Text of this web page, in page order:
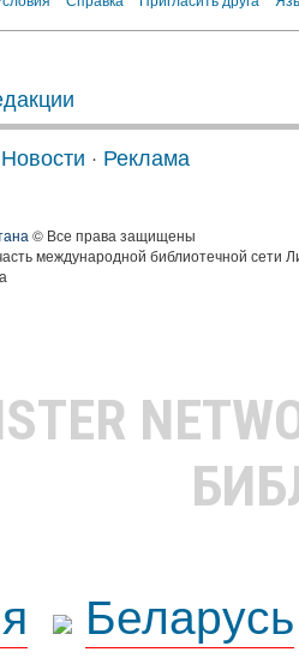
Новости · Реклама
© Все права защищены
международной библиотечной сети
Беларусь